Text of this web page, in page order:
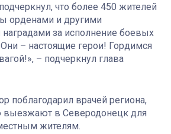
что более 450 жителей
орденами и другими
за исполнение боевых
– настоящие герои! Гордимся
– подчеркнул глава
поблагодарил врачей региона,
выезжают в Северодонецк для
жителям.